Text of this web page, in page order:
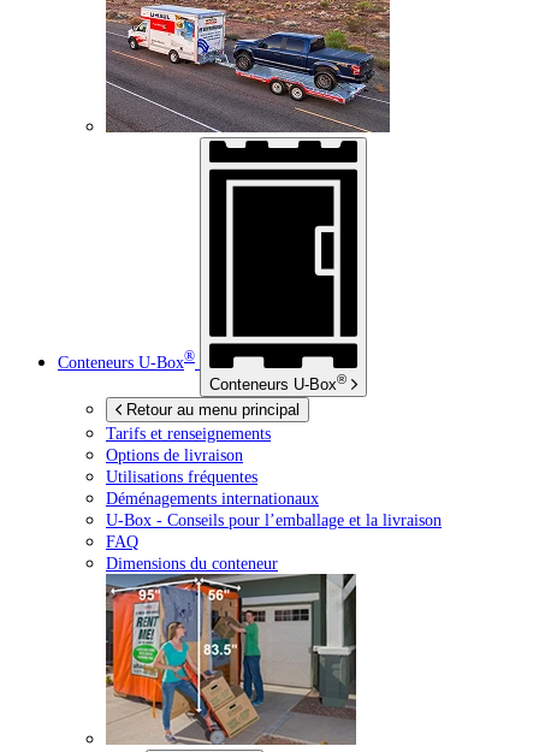
Conteneurs U-Box®
Conteneurs U-Box®
Retour au menu principal
Tarifs et renseignements
Options de livraison
Utilisations fréquentes
Déménagements internationaux
U-Box - Conseils pour l’emballage et la livraison
FAQ
Dimensions du conteneur